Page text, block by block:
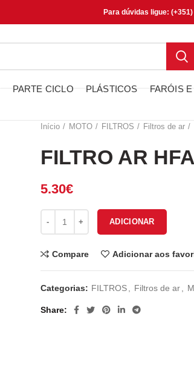
Para dúvidas ligue:
PARTE CICLO PLÁSTICOS FARÓIS
Início MOTO FILTROS Filtros de ar
FILTRO AR
5.30€
ADICIONAR
Compare Adicionar aos
Categorias: FILTROS Filtros de ar
Share